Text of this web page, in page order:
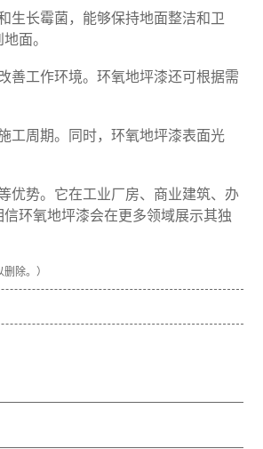
生长霉菌，能够保持地面整洁和卫
面。
善工作环境。环氧地坪漆还可根据需
工周期。同时，环氧地坪漆表面光
优势。它在工业厂房、商业建筑、办
环氧地坪漆会在更多领域展示其独
除。）